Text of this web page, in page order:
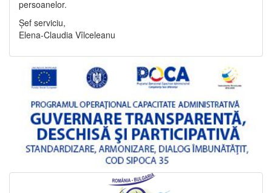
persoanelor.
Șef serviciu,
Elena-Claudia Vîlceleanu